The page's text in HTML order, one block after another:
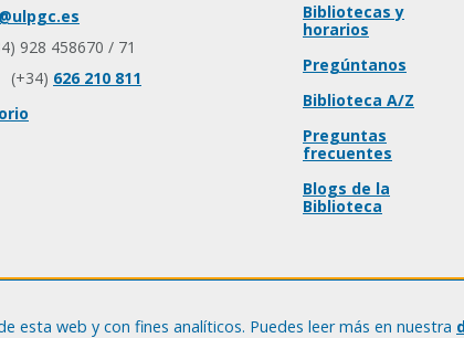
928 458670 / 71
(+34) 626 210 811
Bibliotecas y
horarios
Pregúntanos
Biblioteca A/Z
Preguntas
frecuentes
Blogs de la
Biblioteca
esta web y con fines analíticos. Puedes leer más en nuestra